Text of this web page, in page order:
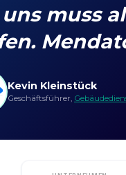
muss
Kevin Kleinstück
Geschäftsführer,